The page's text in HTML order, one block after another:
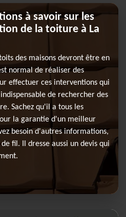
à savoir sur les
de la toiture à La
des maisons devront être en
normal de réaliser des
effectuer ces interventions qui
de rechercher des
Sachez qu'il a tous les
la garantie d'un meilleur
besoin d'autres informations,
fil. Il dresse aussi un devis qui